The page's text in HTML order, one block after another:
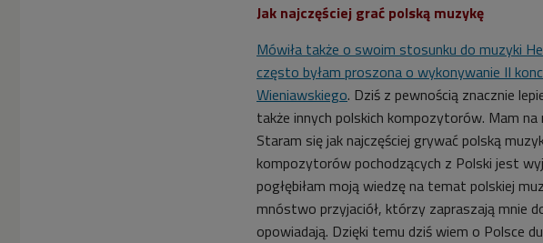
Jak najczęściej grać polską muzykę
Mówiła także o swoim stosunku do muzyki
często byłam proszona o wykonywanie II
Wieniawskiego. Dziś z pewnością znacznie
także innych polskich kompozytorów. Mam
Staram się jak najczęściej grywać polską
kompozytorów pochodzących z Polski jest
pogłębiłam moją wiedzę na temat polskiej
mnóstwo przyjaciół, którzy zapraszają mnie
opowiadają. Dzięki temu dziś wiem o Polsce